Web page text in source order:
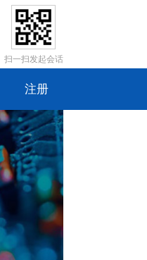
扫一扫发起会话
注册